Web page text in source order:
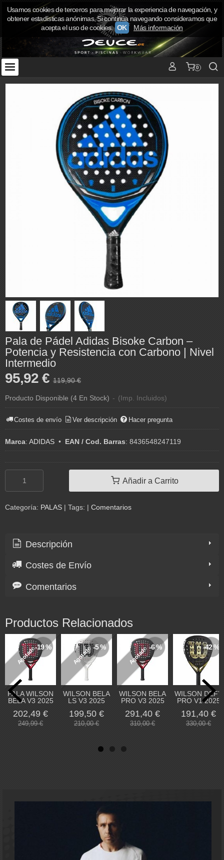
0
Pala de Pádel Adidas Bisoke Carbon –
Potencia y Resistencia con Carbono | Nivel
Intermedio
95,92 € 119,90 €
Producto Disponible (4 En Stock) - (Imp. Incluidos)
Costes de envío Ver descripción Hacer pregunta
Marca: ADIDAS • EAN / Cod. Barras: 8436548247119
Añadir a Carrito
Categoría: PALAS | Tags: | Comentarios
Descripción
Costes de Envío
Comentarios
Productos Relacionados
Agotado-19 %
PALA WILSON
BELA V3 2025
202,49 €
249,99 €
Agotado-5 %
WILSON BELA
LS V3 2025
199,50 €
210,00 €
Agotado-6 %
WILSON BELA
PRO V3 2025
291,40 €
310,00 €
-42 %
WILSON DEFY
PRO V1 2025
191,40 €
330,00 €
Usamos cookies de terceros para mejorar la experiencia de navegación, y
obtener estadísticas anónimas. Si continúa navegando consideramos que
acepta el uso de cookies. OK Más información